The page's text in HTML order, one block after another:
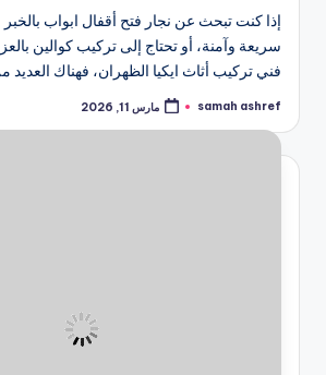
إذا كنت تبحث عن نجار فتح أقفال ابواب
سريعة وآمنة، أو تحتاج إلى تركيب كوالين
فني تركيب أثاث ايكيا الظهران، فهناك العديد
تمّ
بواسطة
samah ashref مارس 11, 2026